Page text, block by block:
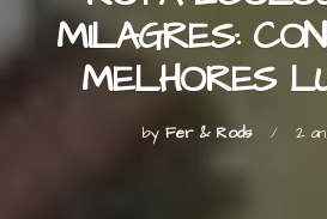
MILAGRES:
MELHORES
by Fer & Rods 2